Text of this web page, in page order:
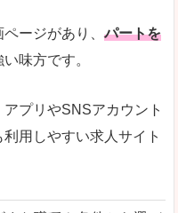
ページがあり、パートを
味方です。
プリやSNSアカウント
用しやすい求人サイト